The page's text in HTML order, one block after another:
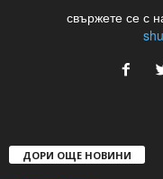
свържете се с
ДОРИ ОЩЕ НОВИНИ